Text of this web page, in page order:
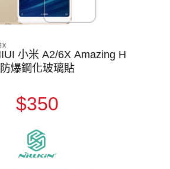
小米 A2/6X Amazing H
防爆鋼化玻璃貼
$350